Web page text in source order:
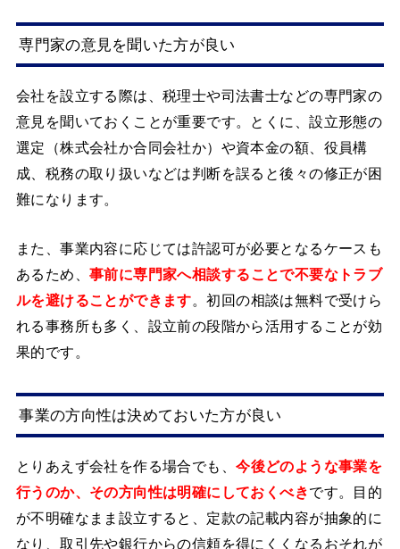
専門家の意見を聞いた方が良い
会社を設立する際は、税理士や司法書士などの専門家の
意見を聞いておくことが重要です。とくに、設立形態の
選定（株式会社か合同会社か）や資本金の額、役員構
成、税務の取り扱いなどは判断を誤ると後々の修正が困
難になります。
また、事業内容に応じては許認可が必要となるケースも
あるため、 事前に専門家へ相談することで不要なトラブ
ルを避けることができます。初回の相談は無料で受けら
れる事務所も多く、設立前の段階から活用することが効
果的です。
事業の方向性は決めておいた方が良い
とりあえず会社を作る場合でも、今後どのような事業を
行うのか、その方向性は明確にしておくべきです。目的
が不明確なまま設立すると、定款の記載内容が抽象的に
なり、取引先や銀行からの信頼を得にくくなるおそれが